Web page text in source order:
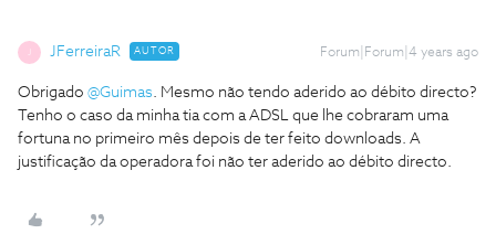
JFerreiraR AUTOR Forum|Forum|4 years ago
Obrigado @Guimas. Mesmo não tendo aderido ao débito directo?
Tenho o caso da minha tia com a ADSL que lhe cobraram uma
fortuna no primeiro mês depois de ter feito downloads. A
justificação da operadora foi não ter aderido ao débito directo.